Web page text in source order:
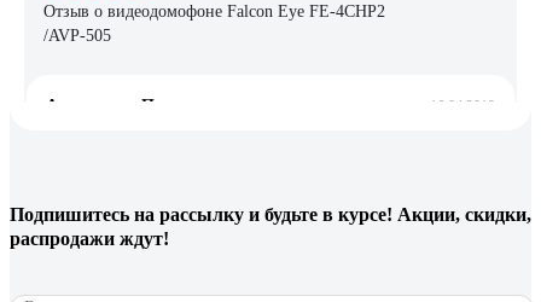
Отзыв о видеодомофоне Falcon Eye FE-4CHP2
/AVP-505
Александра Петровна . 16.04.2019
,резкое . Звонок громкий . Вызывную панель установили на
лестнице -слышен на весь подъезд и звонок и разговор .
Подпишитесь на рассылку и будьте в курсе! Акции, скидки,
распродажи ждут!